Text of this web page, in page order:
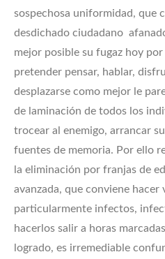
sospechosa uniformidad, que
desdichado ciudadano
mejor posible su fugaz hoy
pretender pensar, hablar,
desplazarse como mejor le
de laminación de todos los
trocear al enemigo, arrancar
fuentes de memoria. Por ello
la eliminación por franjas de
avanzada, que conviene hacer
particularmente infectos,
hacerlos salir a horas
logrado, es irremediable